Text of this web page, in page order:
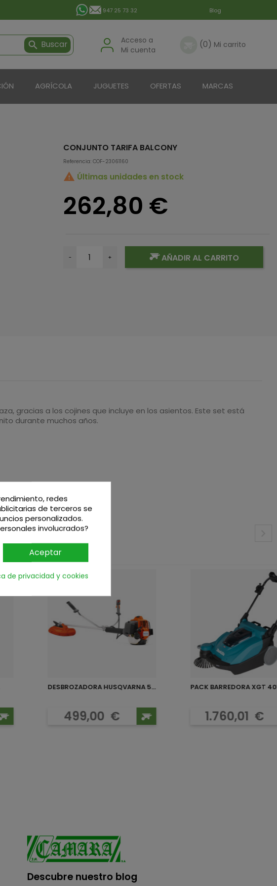
947 25 73 32 Blog
 Buscar
Acceso a
Mi cuenta
(0) Mi carrito
AGRÍCOLA JUGUETES OFERTAS MARCAS
CONJUNTO TARIFA BALCONY
Referencia: COF-23061160
 Últimas unidades en stock
262,80 €
- + AÑADIR AL CARRITO
gracias a los cojines que incluye en los asientos. Este set está
durante muchos años.
DESBROZADORA HUSQVARNA 543RS
Precio
499,00 € Precio
1.760,01 €
Descubre nuestro blog
redes
de terceros se
personalizados.
involucrados?
Aceptar
de privacidad y cookies